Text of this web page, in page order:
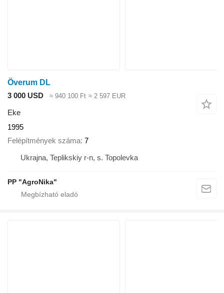
Överum DL
3 000 USD
≈ 940 100 Ft ≈ 2 597 EUR
Eke
1995
Felépítmények száma 7
Ukrajna, Teplikskiy r-n, s. Topolevka
PP "AgroNika"